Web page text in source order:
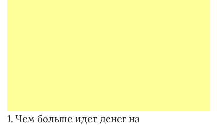
1. Чем больше идет денег на